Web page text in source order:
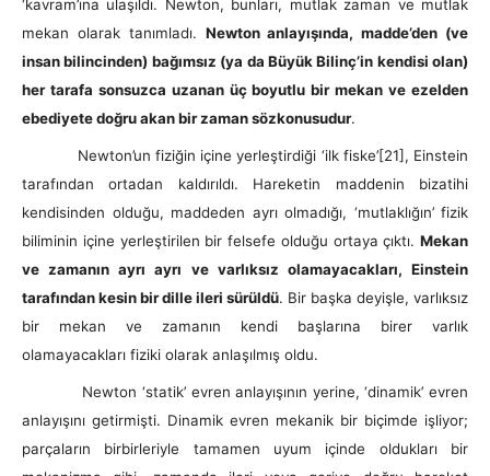
‘kavram’ına ulaşıldı. Newton, bunları, mutlak zaman ve mutlak
mekan olarak tanımladı. Newton anlayışında, madde’den (ve
insan bilincinden) bağımsız (ya da Büyük Bilinç’in kendisi olan)
her tarafa sonsuzca uzanan üç boyutlu bir mekan ve ezelden
ebediyete doğru akan bir zaman sözkonusudur.
Newton’un fiziğin içine yerleştirdiği ‘ilk fiske’[21], Einstein
tarafından ortadan kaldırıldı. Hareketin maddenin bizatihi
kendisinden olduğu, maddeden ayrı olmadığı, ‘mutlaklığın’ fizik
biliminin içine yerleştirilen bir felsefe olduğu ortaya çıktı. Mekan
ve zamanın ayrı ayrı ve varlıksız olamayacakları, Einstein
tarafından kesin bir dille ileri sürüldü. Bir başka deyişle, varlıksız
bir mekan ve zamanın kendi başlarına birer varlık
olamayacakları fiziki olarak anlaşılmış oldu.
Newton ‘statik’ evren anlayışının yerine, ‘dinamik’ evren
anlayışını getirmişti. Dinamik evren mekanik bir biçimde işliyor;
parçaların birbirleriyle tamamen uyum içinde oldukları bir